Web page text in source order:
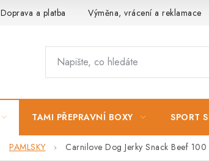
Doprava a platba Výměna, vrácení a reklamace
TAMI PŘEPRAVNÍ BOXY SPORT
PAMLSKY Carnilove Dog Jerky Snack Beef